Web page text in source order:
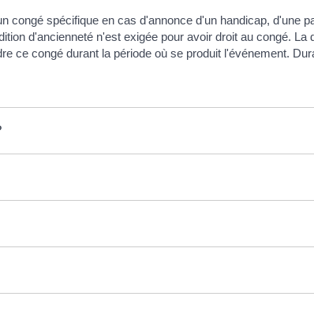
congé spécifique en cas d'annonce d'un handicap, d'une
d'ancienneté n'est exigée pour avoir droit au congé. La
ce congé durant la période où se produit l'événement.